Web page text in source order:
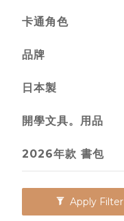
卡通角色
品牌
日本製
開學文具。用品
2026年款 書包
Apply Filter